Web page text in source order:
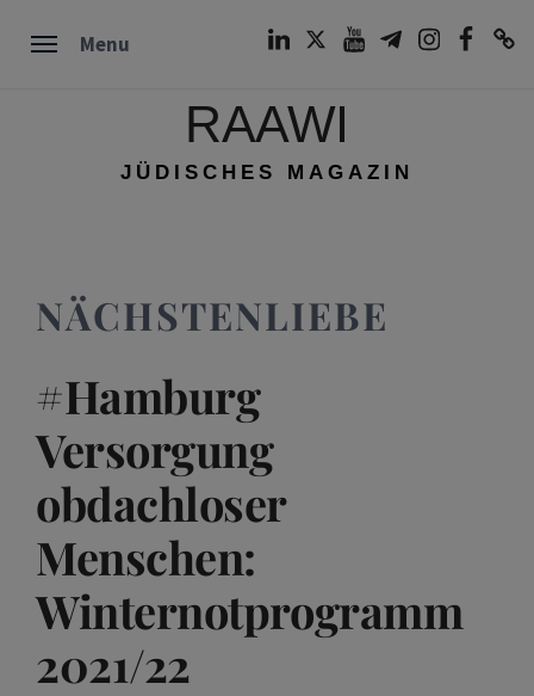
Menu
RAAWI
JÜDISCHES MAGAZIN
NÄCHSTENLIEBE
#Hamburg
Versorgung
obdachloser
Menschen:
Winternotprogramm
2021/22